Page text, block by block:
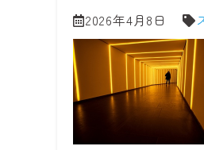
2026年4月8日